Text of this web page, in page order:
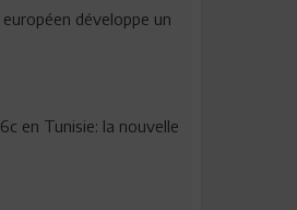
développe un
en Tunisie: la nouvelle